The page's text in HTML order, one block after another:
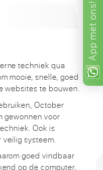
App
met
ons!
techniek qua
mooie, snelle, goed
websites te bouwen.
October
gewonnen voor
Ook is
systeem.
goed vindbaar
op de computer,